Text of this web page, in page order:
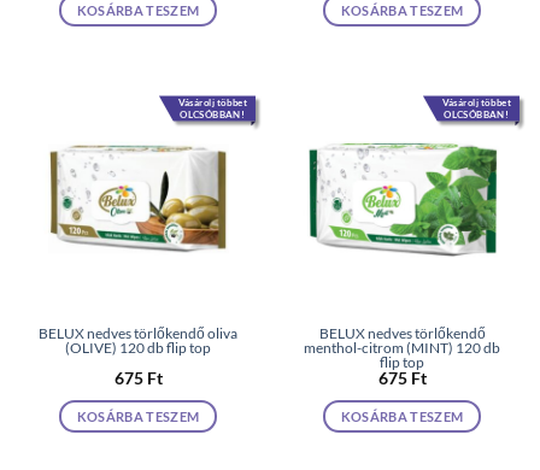
KOSÁRBA TESZEM KOSÁRBA TESZEM
Vásárolj többet
OLCSÓBBAN!
BELUX nedves törlőkendő oliva
(OLIVE) 120 db flip top
675 Ft
KOSÁRBA TESZEM
Vásárolj többet
OLCSÓBBAN!
BELUX nedves törlőkendő
menthol-citrom (MINT) 120 db
flip top
675 Ft
KOSÁRBA TESZEM